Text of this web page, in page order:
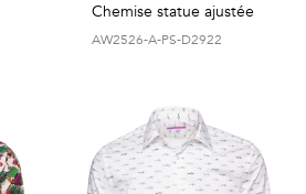
Chemise statue ajustée
AW2526-A-PS-D2922